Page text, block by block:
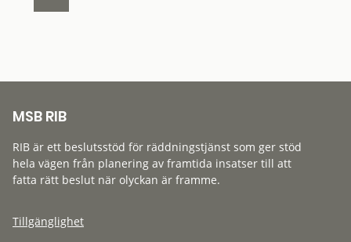
MSB RIB
RIB är ett beslutsstöd för räddningstjänst som ger stöd
hela vägen från planering av framtida insatser till att
fatta rätt beslut när olyckan är framme.
Tillgänglighet